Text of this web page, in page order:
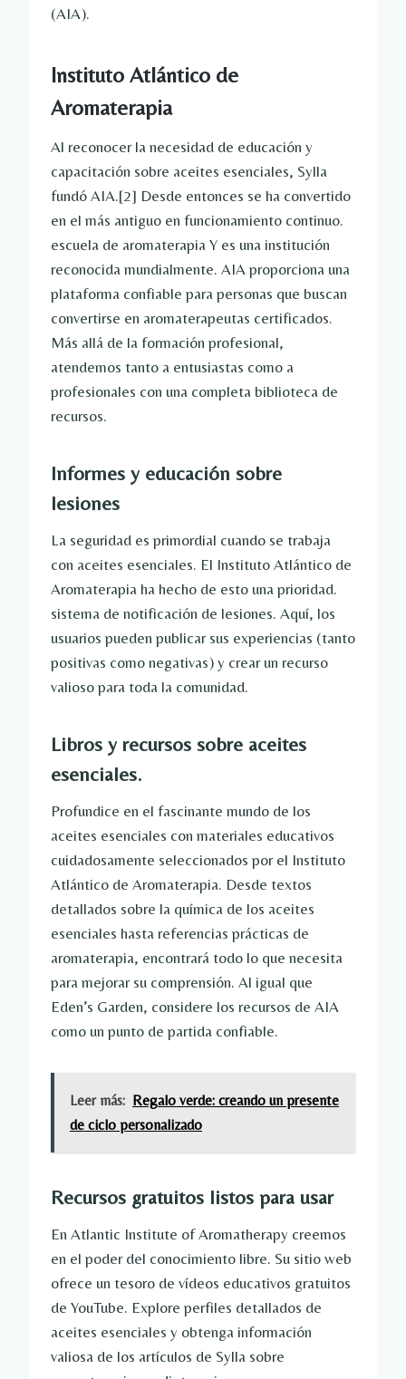
(AIA).
Instituto Atlántico de
Aromaterapia
Al reconocer la necesidad de educación y
capacitación sobre aceites esenciales, Sylla
fundó AIA.[2] Desde entonces se ha convertido
en el más antiguo en funcionamiento continuo.
escuela de aromaterapia Y es una institución
reconocida mundialmente. AIA proporciona una
plataforma confiable para personas que buscan
convertirse en aromaterapeutas certificados.
Más allá de la formación profesional,
atendemos tanto a entusiastas como a
profesionales con una completa biblioteca de
recursos.
Informes y educación sobre
lesiones
La seguridad es primordial cuando se trabaja
con aceites esenciales. El Instituto Atlántico de
Aromaterapia ha hecho de esto una prioridad.
sistema de notificación de lesiones. Aquí, los
usuarios pueden publicar sus experiencias (tanto
positivas como negativas) y crear un recurso
valioso para toda la comunidad.
Libros y recursos sobre aceites
esenciales.
Profundice en el fascinante mundo de los
aceites esenciales con materiales educativos
cuidadosamente seleccionados por el Instituto
Atlántico de Aromaterapia. Desde textos
detallados sobre la química de los aceites
esenciales hasta referencias prácticas de
aromaterapia, encontrará todo lo que necesita
para mejorar su comprensión. Al igual que
Eden’s Garden, considere los recursos de AIA
como un punto de partida confiable.
Leer más: Regalo verde: creando un presente
de ciclo personalizado
Recursos gratuitos listos para usar
En Atlantic Institute of Aromatherapy creemos
en el poder del conocimiento libre. Su sitio web
ofrece un tesoro de vídeos educativos gratuitos
de YouTube. Explore perfiles detallados de
aceites esenciales y obtenga información
valiosa de los artículos de Sylla sobre